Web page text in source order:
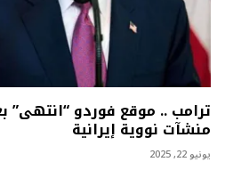
ترامب .. موقع فوردو “انتهى”
منشآت نووية إيرانية
يونيو 22, 2025